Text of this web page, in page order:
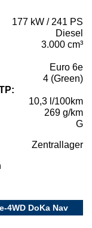
177 kW / 241 PS
Diesel
3.000 cm³
Euro 6e
4 (Green)
10,3 l/100km
269 g/km
G
Zentrallager
4WD DoKa Nav